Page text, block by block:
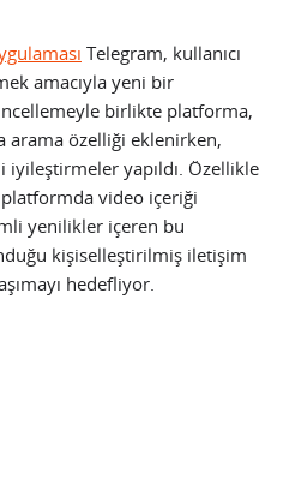
Telegram, kullanıcı
amacıyla yeni bir
birlikte platforma,
arama özelliği eklenirken,
iyileştirmeler yapıldı. Özellikle
platformda video içeriği
yenilikler içeren bu
kişiselleştirilmiş iletişim
hedefliyor.